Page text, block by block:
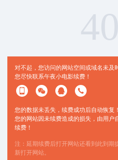
对不起，您访问的网站空间或域名未及
您尽快联系午夜小电影续费！
您的数据未丢失，续费成功后自动恢复！
您的网站因未续费造成的损失，由用户
续费！
注：延期续费后打开网站还看到此到期
新打开网站。